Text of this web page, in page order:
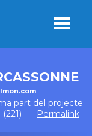
part del projecte
(221) -
Permalink